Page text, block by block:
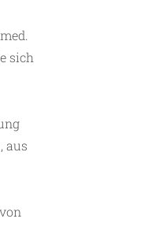
sich
aus